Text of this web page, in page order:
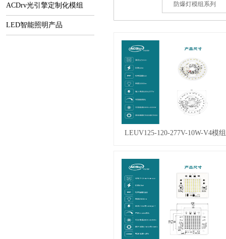
ACDrv光引擎定制化模组
LED智能照明产品
防爆灯模组系列
LEUV125-120-277V-10W-V4模组